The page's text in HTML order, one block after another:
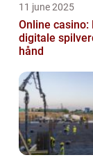
11 june 2025
Online casino:
digitale
hånd